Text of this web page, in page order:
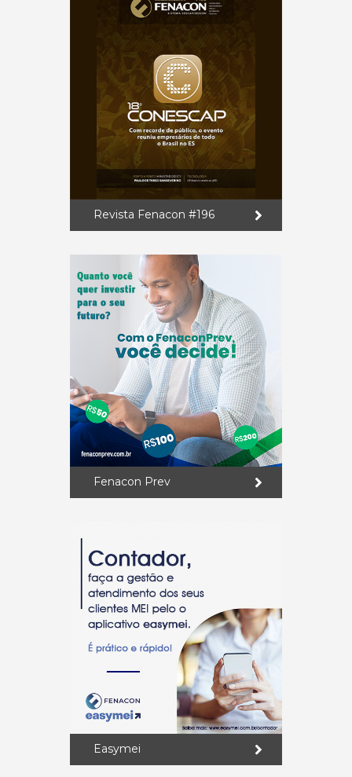
Revista Fenacon #196
Fenacon Prev
Easymei